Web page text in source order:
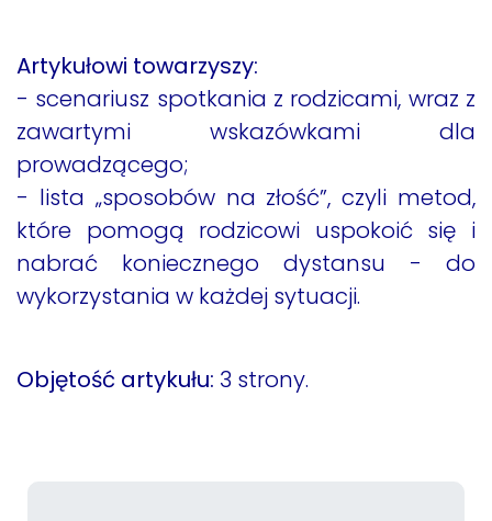
Artykułowi towarzyszy:
- scenariusz spotkania z rodzicami, wraz z
zawartymi wskazówkami dla
prowadzącego;
- lista „sposobów na złość”, czyli metod,
które pomogą rodzicowi uspokoić się i
nabrać koniecznego dystansu - do
wykorzystania w każdej sytuacji.
Objętość artykułu: 3 strony.